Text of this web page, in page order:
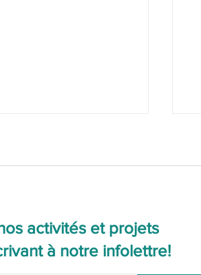
d’art expressif
activités et projets
à notre infolettre!